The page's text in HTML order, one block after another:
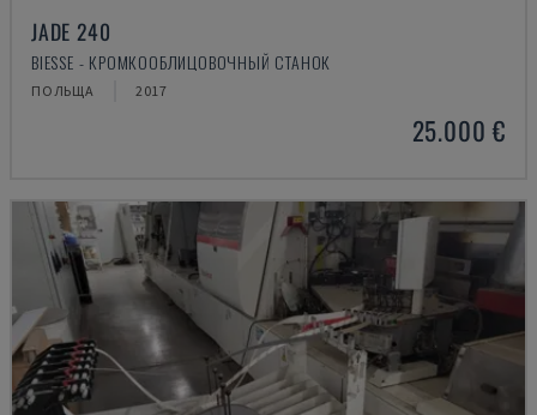
JADE 240
BIESSE - КРОМКООБЛИЦОВОЧНЫЙ СТАНОК
ПОЛЬЩА 2017
25.000 €